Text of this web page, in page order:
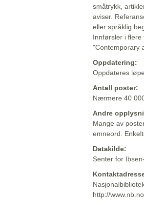
småtrykk,
aviser.
eller språklig
Innførsler i flere
"Contemporary
Oppdatering:
Oppdateres
Antall poster:
Nærmere 40
Andre
Mange av
emneord.
Datakilde:
Senter for
http://